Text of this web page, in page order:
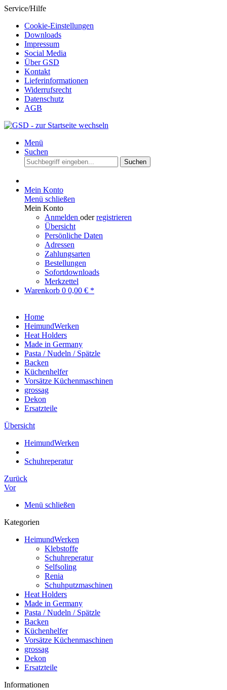
Service/Hilfe
Cookie-Einstellungen
Downloads
Impressum
Social Media
Über GSD
Kontakt
Lieferinformationen
Widerrufsrecht
Datenschutz
AGB
Menü
Suchen
Suchen
Mein Konto
Menü schließen
Mein Konto
Anmelden oderregistrieren
Übersicht
Persönliche Daten
Adressen
Zahlungsarten
Bestellungen
Sofortdownloads
Merkzettel
Warenkorb 0 0,00 € *
Home
HeimundWerken
Heat Holders
Made in Germany
Pasta / Nudeln / Spätzle
Backen
Küchenhelfer
Vorsätze Küchenmaschinen
grossag
Dekon
Ersatzteile
Übersicht
HeimundWerken
Schuhreperatur
Zurück
Vor
Menü schließen
Kategorien
HeimundWerken
Klebstoffe
Schuhreperatur
Selfsoling
Renia
Schuhputzmaschinen
Heat Holders
Made in Germany
Pasta / Nudeln / Spätzle
Backen
Küchenhelfer
Vorsätze Küchenmaschinen
grossag
Dekon
Ersatzteile
Informationen